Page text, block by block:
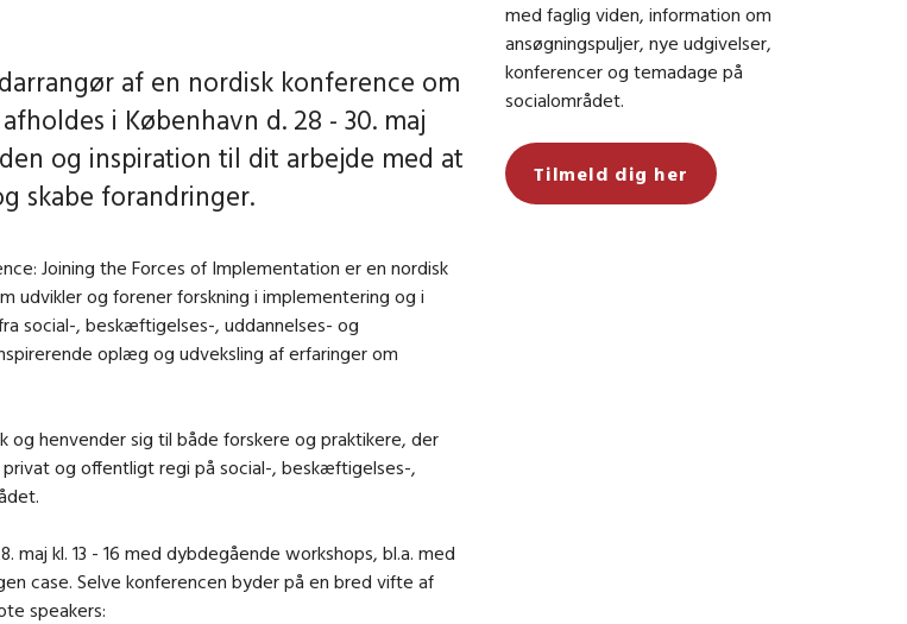
af en nordisk konference om
i København d. 28 - 30. maj
og inspiration til dit arbejde med at
skabe forandringer.
Joining the Forces of Implementation er en nordisk
udvikler og forener forskning i implementering og i
social-, beskæftigelses-, uddannelses- og
oplæg og udveksling af erfaringer om
og henvender sig til både forskere og praktikere, der
og offentligt regi på social-, beskæftigelses-,
maj kl. 13 - 16 med dybdegående workshops, bl.a. med
case. Selve konferencen byder på en bred vifte af
speakers:
med faglig viden, information om
ansøgningspuljer, nye udgivelser,
konferencer og temadage på
socialområdet.
Tilmeld dig her